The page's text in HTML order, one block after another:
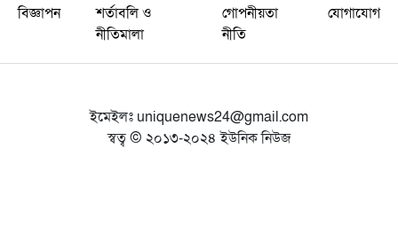
বিজ্ঞাপন
শর্তাবলি ও
নীতিমালা
গোপনীয়তা
নীতি
যোগাযোগ
ইমেইলঃ uniquenews24@gmail.com
স্বত্ব © ২০১৩-২০২৪ ইউনিক নিউজ